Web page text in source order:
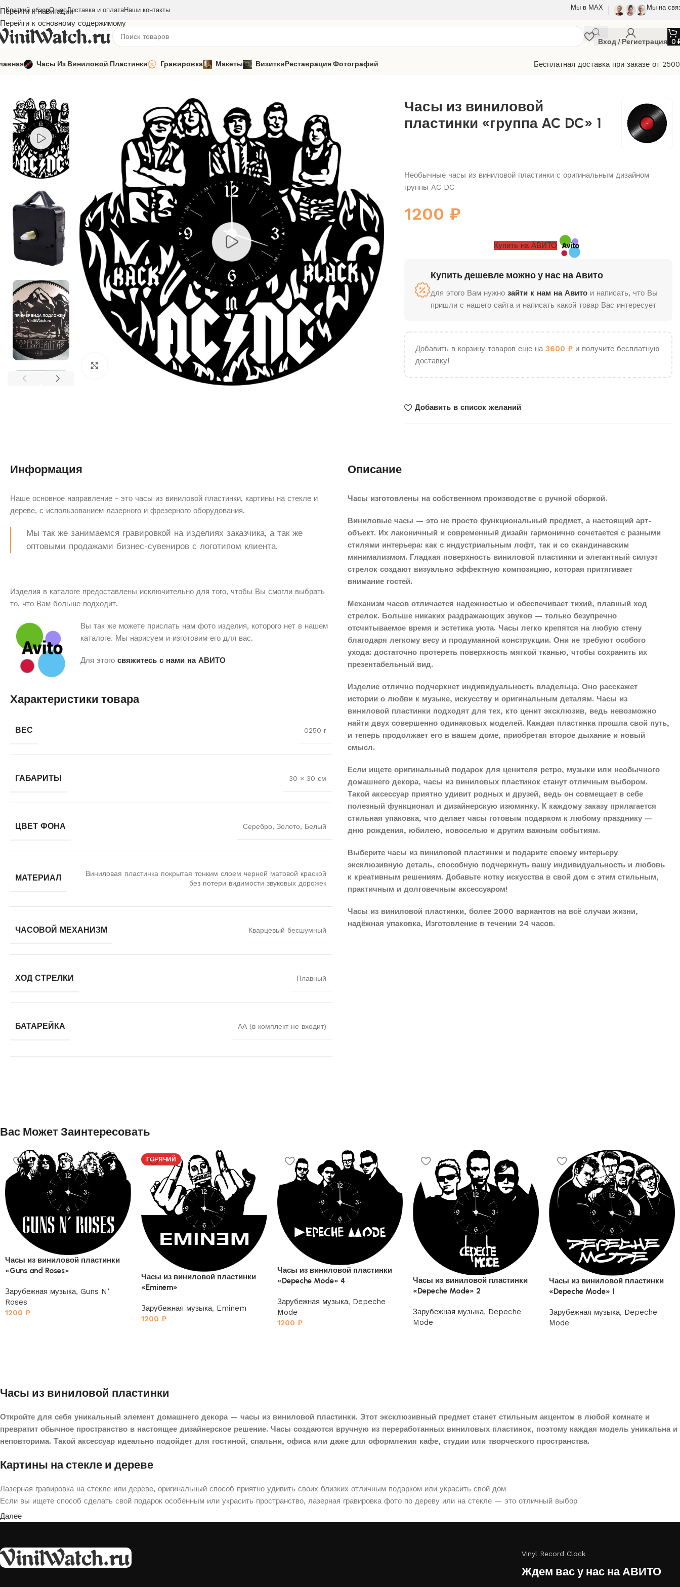
Перейти к навигации
Перейти к основному содержимому
Краткий обзорО насДоставка и оплатаНаши контакты Мы в МАХ Мы на
Вход / Регистрация 0
Часы Из Виниловой Пластинки Гравировка Макеты ВизиткиРеставрация Фотографий
Бесплатная доставка при заказе от
Главная
Зарубежная музыка AC DC Часы из виниловой пластинки «группа AC DC» 1
Нажмите, чтобы увеличить
Часы из виниловой
пластинки «группа AC DC» 1
Необычные часы из виниловой пластинки с оригинальным дизайном
группы AC DC
1200 ₽
Купить на АВИТО
Купить дешевле можно у нас на Авито
для этого Вам нужно зайти к нам на Авитои написать, что Вы
пришли с нашего сайта и написать какой товар Вас интересует
Добавить в корзину товаров еще на 3600 ₽и получите бесплатную
доставку!
Добавить в список желаний
Информация
Наше основное направление - это часы из виниловой пластинки, картины на стекле и
дереве, с использованием лазерного и фрезерного оборудования.
Мы так же занимаемся гравировкой на изделиях заказчика, а так же
оптовыми продажами бизнес-сувениров с логотипом клиента.
Изделия в каталоге предоставлены исключительно для того, чтобы Вы смогли выбрать
то, что Вам больше подходит.
Вы так же можете прислать нам фото изделия, которого нет в нашем
каталоге. Мы нарисуем и изготовим его для вас.
Для этого свяжитесь с нами на АВИТО
Характеристики товара
ВЕС 0250 г
ГАБАРИТЫ 30 × 30 см
ЦВЕТ ФОНА Серебро, Золото, Белый
МАТЕРИАЛ
Виниловая пластинка покрытая тонким слоем черной матовой краской
без потери видимости звуковых дорожек
ЧАСОВОЙ МЕХАНИЗМ Кварцевый бесшумный
ХОД СТРЕЛКИ Плавный
БАТАРЕЙКА АА (в комплект не входит)
Описание
Часы изготовлены на собственном производстве с ручной сборкой.
Виниловые часы — это не просто функциональный предмет, а настоящий арт-
объект. Их лаконичный и современный дизайн гармонично сочетается с разными
стилями интерьера: как с индустриальным лофт, так и со скандинавским
минимализмом. Гладкая поверхность виниловой пластинки и элегантный силуэт
стрелок создают визуально эффектную композицию, которая притягивает
внимание гостей.
Механизм часов отличается надежностью и обеспечивает тихий, плавный ход
стрелок. Больше никаких раздражающих звуков — только безупречно
отсчитываемое время и эстетика уюта. Часы легко крепятся на любую стену
благодаря легкому весу и продуманной конструкции. Они не требуют особого
ухода: достаточно протереть поверхность мягкой тканью, чтобы сохранить их
презентабельный вид.
Изделие отлично подчеркнет индивидуальность владельца. Оно расскажет
истории о любви к музыке, искусству и оригинальным деталям. Часы из
виниловой пластинки подходят для тех, кто ценит эксклюзив, ведь невозможно
найти двух совершенно одинаковых моделей. Каждая пластинка прошла свой путь,
и теперь продолжает его в вашем доме, приобретая второе дыхание и новый
смысл.
Если ищете оригинальный подарок для ценителя ретро, музыки или необычного
домашнего декора, часы из виниловых пластинок станут отличным выбором.
Такой аксессуар приятно удивит родных и друзей, ведь он совмещает в себе
полезный функционал и дизайнерскую изюминку. К каждому заказу прилагается
стильная упаковка, что делает часы готовым подарком к любому празднику —
дню рождения, юбилею, новоселью и другим важным событиям.
Выберите часы из виниловой пластинки и подарите своему интерьеру
эксклюзивную деталь, способную подчеркнуть вашу индивидуальность и любовь
к креативным решениям. Добавьте нотку искусства в свой дом с этим стильным,
практичным и долговечным аксессуаром!
Часы из виниловой пластинки, более 2000 вариантов на всё случаи жизни,
надёжная упаковка, Изготовление в течении 24 часов.
Вас Может Заинтересовать
Часы из виниловой пластинки
«Guns and Roses»
Зарубежная музыка, Guns N’
Roses
1200 ₽
ГОРЯЧИЙ
Часы из виниловой пластинки
«Eminem»
Зарубежная музыка, Eminem
1200 ₽
Часы из виниловой пластинки
«Depeche Mode» 4
Зарубежная музыка, Depeche
Mode
1200 ₽
Часы из виниловой пластинки
«Depeche Mode» 2
Зарубежная музыка, Depeche
Mode
Часы из виниловой пластинки
«Depeche Mode» 1
Зарубежная музыка, Depeche
Mode
Часы из виниловой пластинки
Откройте для себя уникальный элемент домашнего декора — часы из виниловой пластинки. Этот эксклюзивный предмет станет стильным акцентом в любой комнате и
превратит обычное пространство в настоящее дизайнерское решение. Часы создаются вручную из переработанных виниловых пластинок, поэтому каждая модель уникальна и
неповторима. Такой аксессуар идеально подойдет для гостиной, спальни, офиса или даже для оформления кафе, студии или творческого пространства.
Картины на стекле и дереве
Лазерная гравировка на стекле или дереве, оригинальный способ приятно удивить своих близких отличным подарком или украсить свой дом
Если вы ищете способ сделать свой подарок особенным или украсить пространство, лазерная гравировка фото по дереву или на стекле — это отличный выбор
Далее
Vinyl Record Clock
Ждем вас у нас на АВИТО